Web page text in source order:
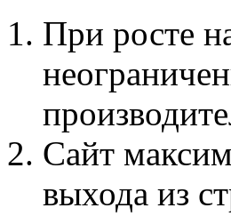
При росте
Сайт
выхода из